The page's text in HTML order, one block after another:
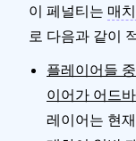
이 페널티는 매
로 다음과 같이
플레이어들
이어가 어드
레이어는 현